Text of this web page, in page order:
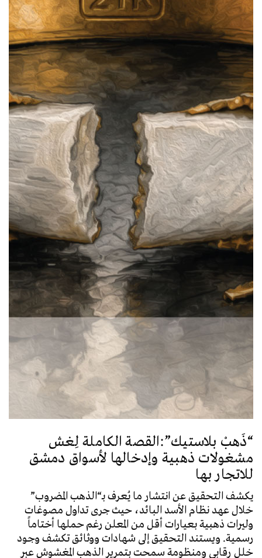
“ذَهبْ بلاستيك”:القصة الكاملة لِغش
مشغولات ذهبية وإدخالها لأسواق دمشق
للاتجار بها
يكشف التحقيق عن انتشار ما يُعرف بـ“الذهب المضروب”
خلال عهد نظام الأسد البائد، حيث جرى تداول مصوغات
وليرات ذهبية بعيارات أقل من المعلن رغم حملها أختاماً
رسمية. ويستند التحقيق إلى شهادات ووثائق تكشف وجود
خلل رقابي ومنظومة سمحت بتمرير الذهب المغشوش عبر